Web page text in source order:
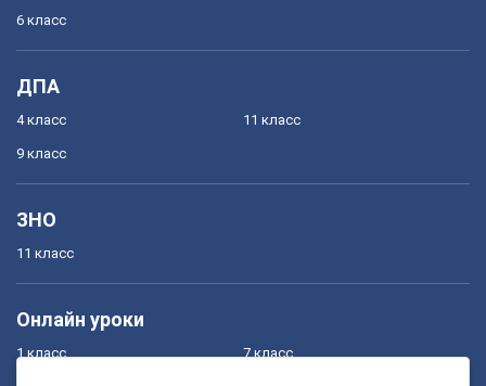
6 класс
ДПА
4 класс
9 класс
11 класс
ЗНО
11 класс
Онлайн уроки
1 класс 7 класс